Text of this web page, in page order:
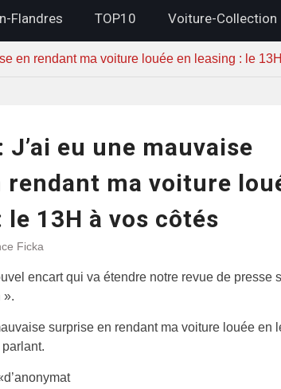
Flandres TOP10 Voiture-Collection
en rendant ma voiture louée en leasing : le
J’ai eu une mauvaise
rendant ma voiture
le 13H à vos côtés
Ficka
encart qui va étendre notre revue de presse
».
surprise en rendant ma voiture louée en